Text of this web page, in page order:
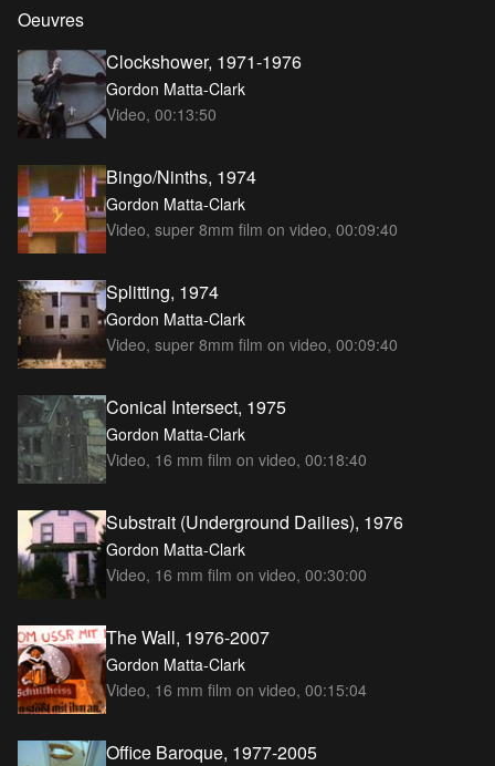
Oeuvres
Clockshower, 1971-1976
Gordon Matta-Clark
Video, 00:13:50
Bingo/Ninths, 1974
Gordon Matta-Clark
Video, super 8mm film on video, 00:09:40
Splitting, 1974
Gordon Matta-Clark
Video, super 8mm film on video, 00:09:40
Conical Intersect, 1975
Gordon Matta-Clark
Video, 16 mm film on video, 00:18:40
Substrait (Underground Dailies), 1976
Gordon Matta-Clark
Video, 16 mm film on video, 00:30:00
The Wall, 1976-2007
Gordon Matta-Clark
Video, 16 mm film on video, 00:15:04
Office Baroque, 1977-2005